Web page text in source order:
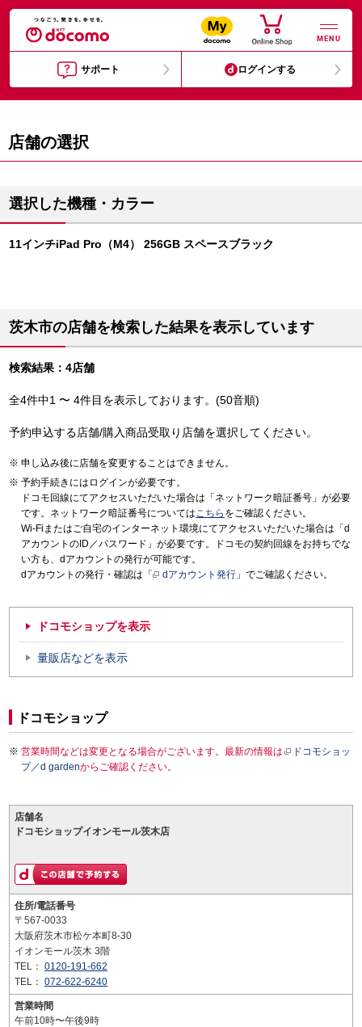
MENU
サポート ログインする
店舗の選択
選択した機種・カラー
11インチiPad Pro（M4） 256GB スペースブラック
茨木市の店舗を検索した結果を表示しています
検索結果：4店舗
全4件中1 〜 4件目を表示しております。(50音順)
予約申込する店舗/購入商品受取り店舗を選択してください。
申し込み後に店舗を変更することはできません。
予約手続きにはログインが必要です。
ドコモ回線にてアクセスいただいた場合は「ネットワーク暗証番号」が必要
です。ネットワーク暗証番号についてはこちら をご確認ください。
Wi-Fiまたはご自宅のインターネット環境にてアクセスいただいた場合は「d
アカウントのID／パスワード」が必要です。ドコモの契約回線をお持ちでな
い方も、dアカウントの発行が可能です。
dアカウントの発行・確認は「
dアカウント発行 」でご確認ください。
ドコモショップを表示
量販店などを表示
ドコモショップ
営業時間などは変更となる場合がございます。最新の情報は
ドコモショッ
プ／d gardenからご確認ください。
店舗名
ドコモショップイオンモール茨木店
住所/電話番号
〒567-0033
大阪府茨木市松ケ本町8-30
イオンモール茨木 3階
TEL： 0120-191-662
TEL： 072-622-6240
営業時間
午前10時〜午後9時